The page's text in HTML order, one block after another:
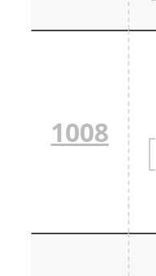
1008